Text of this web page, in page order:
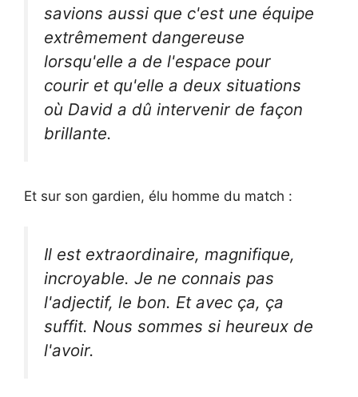
savions aussi que c'est une équipe
extrêmement dangereuse
lorsqu'elle a de l'espace pour
courir et qu'elle a deux situations
où David a dû intervenir de façon
brillante.
Et sur son gardien, élu homme du match :
Il est extraordinaire, magnifique,
incroyable. Je ne connais pas
l'adjectif, le bon. Et avec ça, ça
suffit. Nous sommes si heureux de
l'avoir.